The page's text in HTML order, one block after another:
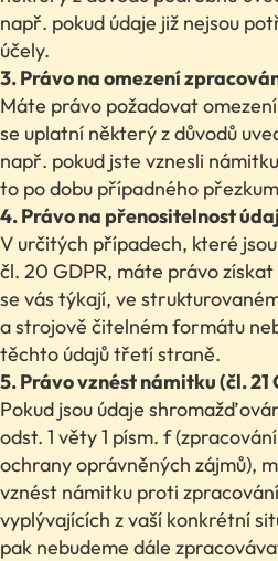
např. pokud údaje již nejsou
účely.
3. Právo na omezení
Máte právo požadovat
se uplatní některý z důvodů
např. pokud jste vznesli
to po dobu případného
4. Právo na přenositelnost
V určitých případech, které
čl. 20 GDPR, máte právo
se vás týkají, ve
a strojově čitelném formátu
těchto údajů třetí straně.
5. Právo vznést námitku (čl. 21
Pokud jsou údaje
odst. 1 věty 1 písm. f
ochrany oprávněných zájmů),
vznést námitku proti
vyplývajících z vaší konkrétní
pak nebudeme dále